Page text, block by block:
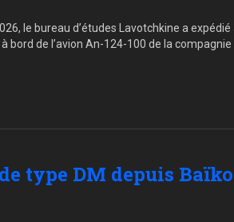
le bureau d’études Lavotchkine a
de l’avion An-124-100 de la
type DM depuis